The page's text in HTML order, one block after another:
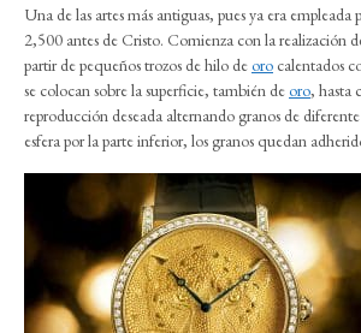
Una de las artes más antiguas, pues ya era empleada
2,500 antes de Cristo. Comienza con la realización
partir de pequeños trozos de hilo deoro calentados
se colocan sobre la superficie, también deoro, hasta
reproducción deseada alternando granos de
esfera por la parte inferior, los granos quedan